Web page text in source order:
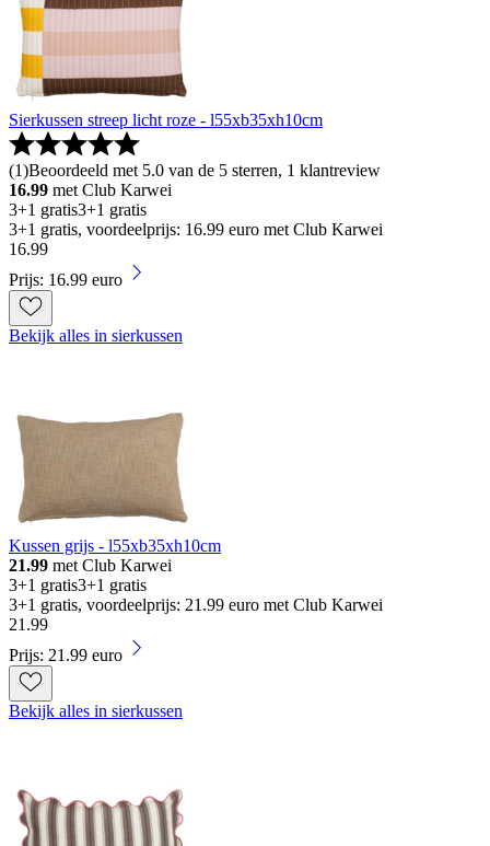
Sierkussen streep licht roze - l55xb35xh10cm
(1)Beoordeeld met 5.0 van de 5 sterren, 1 klantreview
16.99 met Club Karwei
3+1 gratis3+1 gratis
3+1 gratis, voordeelprijs: 16.99 euro met Club Karwei
16.99
Prijs: 16.99 euro
Bekijk alles in sierkussen
Kussen grijs - l55xb35xh10cm
21.99 met Club Karwei
3+1 gratis3+1 gratis
3+1 gratis, voordeelprijs: 21.99 euro met Club Karwei
21 .99
Prijs: 21.99 euro
Bekijk alles in sierkussen